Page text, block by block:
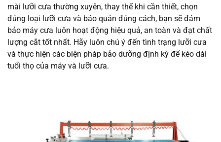
mài lưỡi cưa thường xuyên, thay thế khi cần thiết, chọn
đúng loại lưỡi cưa và bảo quản đúng cách, bạn sẽ đảm
bảo máy cưa luôn hoạt động hiệu quả, an toàn và đạt chất
lượng cắt tốt nhất. Hãy luôn chú ý đến tình trạng lưỡi cưa
và thực hiện các biện pháp bảo dưỡng định kỳ để kéo dài
tuổi thọ của máy và lưỡi cưa.